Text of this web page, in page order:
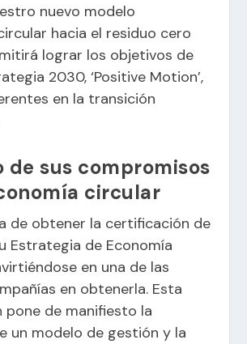
nuevo modelo
hacia el residuo cero
lograr los objetivos de
2030, ‘Positive Motion’,
en la transición
de sus compromisos
circular
de obtener la certificación de
Estrategia de Economía
en una de las
en obtenerla. Esta
de manifiesto la
un modelo de gestión y la